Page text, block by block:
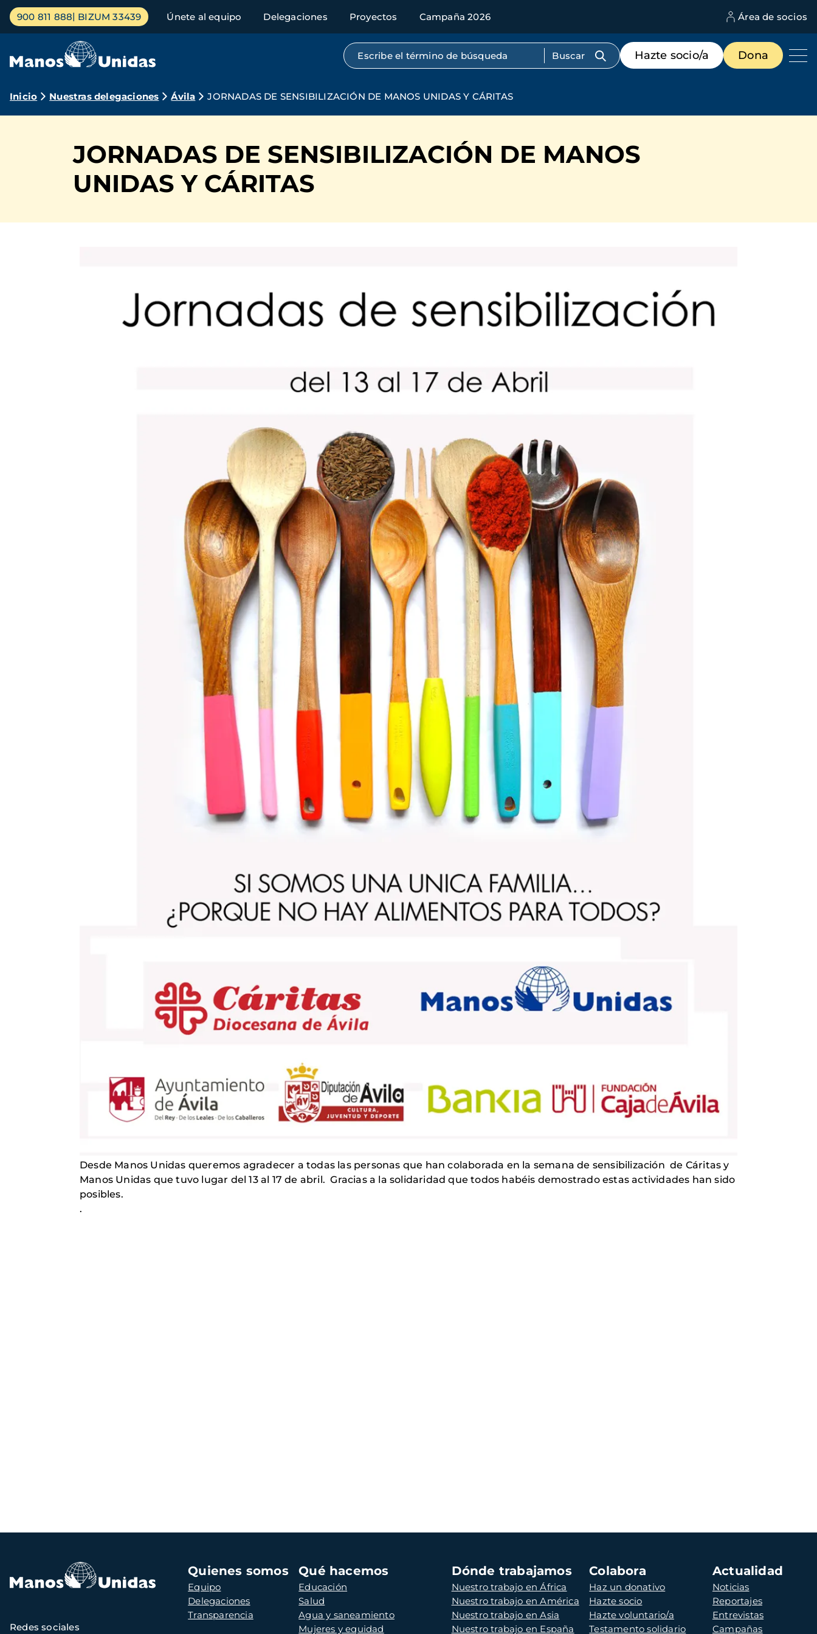
Pasar
contenido
Menú
principal
900 811 888 BIZUM 33439 Únete al equipo Delegaciones Proyectos Campaña 2026 Área de socios
Búsqueda por texto completo
Menú
de
destacados
Hazte socio/a Dona
Ruta
navegación
Inicio Nuestras delegaciones Ávila JORNADAS DE SENSIBILIZACIÓN DE MANOS UNIDAS Y CÁRITAS
JORNADAS DE SENSIBILIZACIÓN DE MANOS
UNIDAS Y CÁRITAS
Desde Manos Unidas queremos agradecer a todas las personas que han colaborada en la semana de sensibilización de Cáritas y
Manos Unidas que tuvo lugar del 13 al 17 de abril. Gracias a la solidaridad que todos habéis demostrado estas actividades han sido
posibles.
.
Navegación
principal
Quienes somos
Equipo
Delegaciones
Transparencia
Qué hacemos
Educación
Salud
Agua y saneamiento
Mujeres y equidad
Dónde trabajamos
Nuestro trabajo en África
Nuestro trabajo en América
Nuestro trabajo en Asia
Nuestro trabajo en España
Colabora
Haz un donativo
Hazte socio
Hazte voluntario/a
Testamento solidario
Actualidad
Noticias
Reportajes
Entrevistas
Campañas
Redes sociales